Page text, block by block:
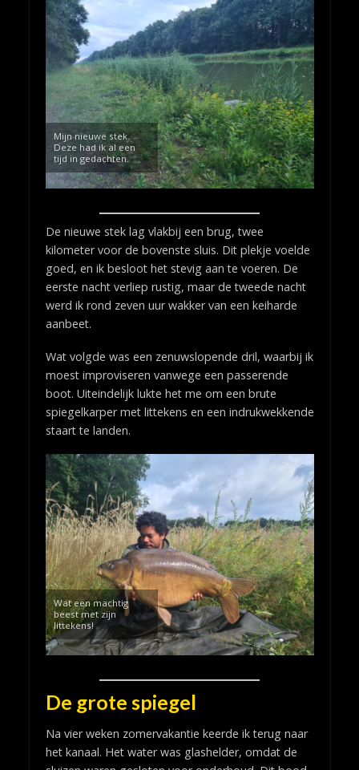
Mijn nieuwe stek.
Deze had ik al een
tijd in gedachten.
De nieuwe stek lag vlakbij een brug, twee
kilometer voor de bovenste sluis. Dit plekje voelde
goed, en ik besloot het stevig aan te voeren. De
eerste nacht verliep rustig, maar de tweede nacht
werd ik rond zeven uur wakker van een keiharde
aanbeet.
Wat volgde was een zenuwslopende dril, waarbij ik
moest improviseren vanwege een passerende
boot. Uiteindelijk lukte het me om een brute
spiegelkarper met littekens en een indrukwekkende
staart te landen.
Wat een machtig
beest met zijn
littekens!
De grote spiegel
Na vier weken zomervakantie keerde ik terug naar
het kanaal. Het water was glashelder, omdat de